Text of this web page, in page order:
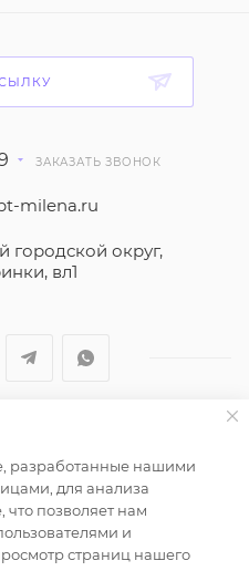
ЗАКАЗАТЬ ЗВОНОК
milena.ru
городской округ,
вл1
групп"
носит справочный
публичной офертой
пункта 2 статьи 437
Федерации.
разработанные нашими
для анализа
позволяет нам
и
страниц нашего